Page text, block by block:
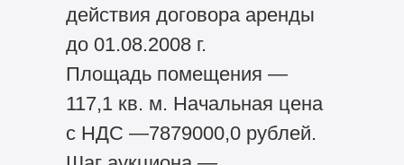
действия договора аренды
до 01.08.2008 г.
Площадь помещения —
117,1 кв. м. Начальная цена
с НДС —7879000,0 рублей.